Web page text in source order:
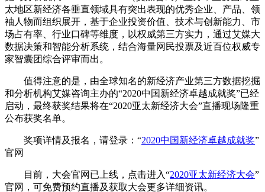
太地区新经济各垂直领域具有突出表现的优秀企业、产品、领
袖人物而组织展开，基于企业投资价值、技术与创新能力、市
场占有率、行业口碑等维度，以权威第三方实力，通过艾媒大
数据决策和智能分析系统，结合海量网民投票及近百位权威专
家智囊团综合评审而出。
值得注意的是，由全球知名的新经济产业第三方数据挖掘
和分析机构艾媒咨询主办的“2020中国新经济卓越成就奖”已经
启动，最终获奖结果将在“2020亚太新经济大会”直播现场隆重
公布获奖名单。
奖项详情及报名，请登录：“2020中国新经济卓越成就奖”
官网
目前，大会官网已上线，点击进入“2020亚太新经济大会”
官网，可免费预约直播及获取大会更多详细资讯。